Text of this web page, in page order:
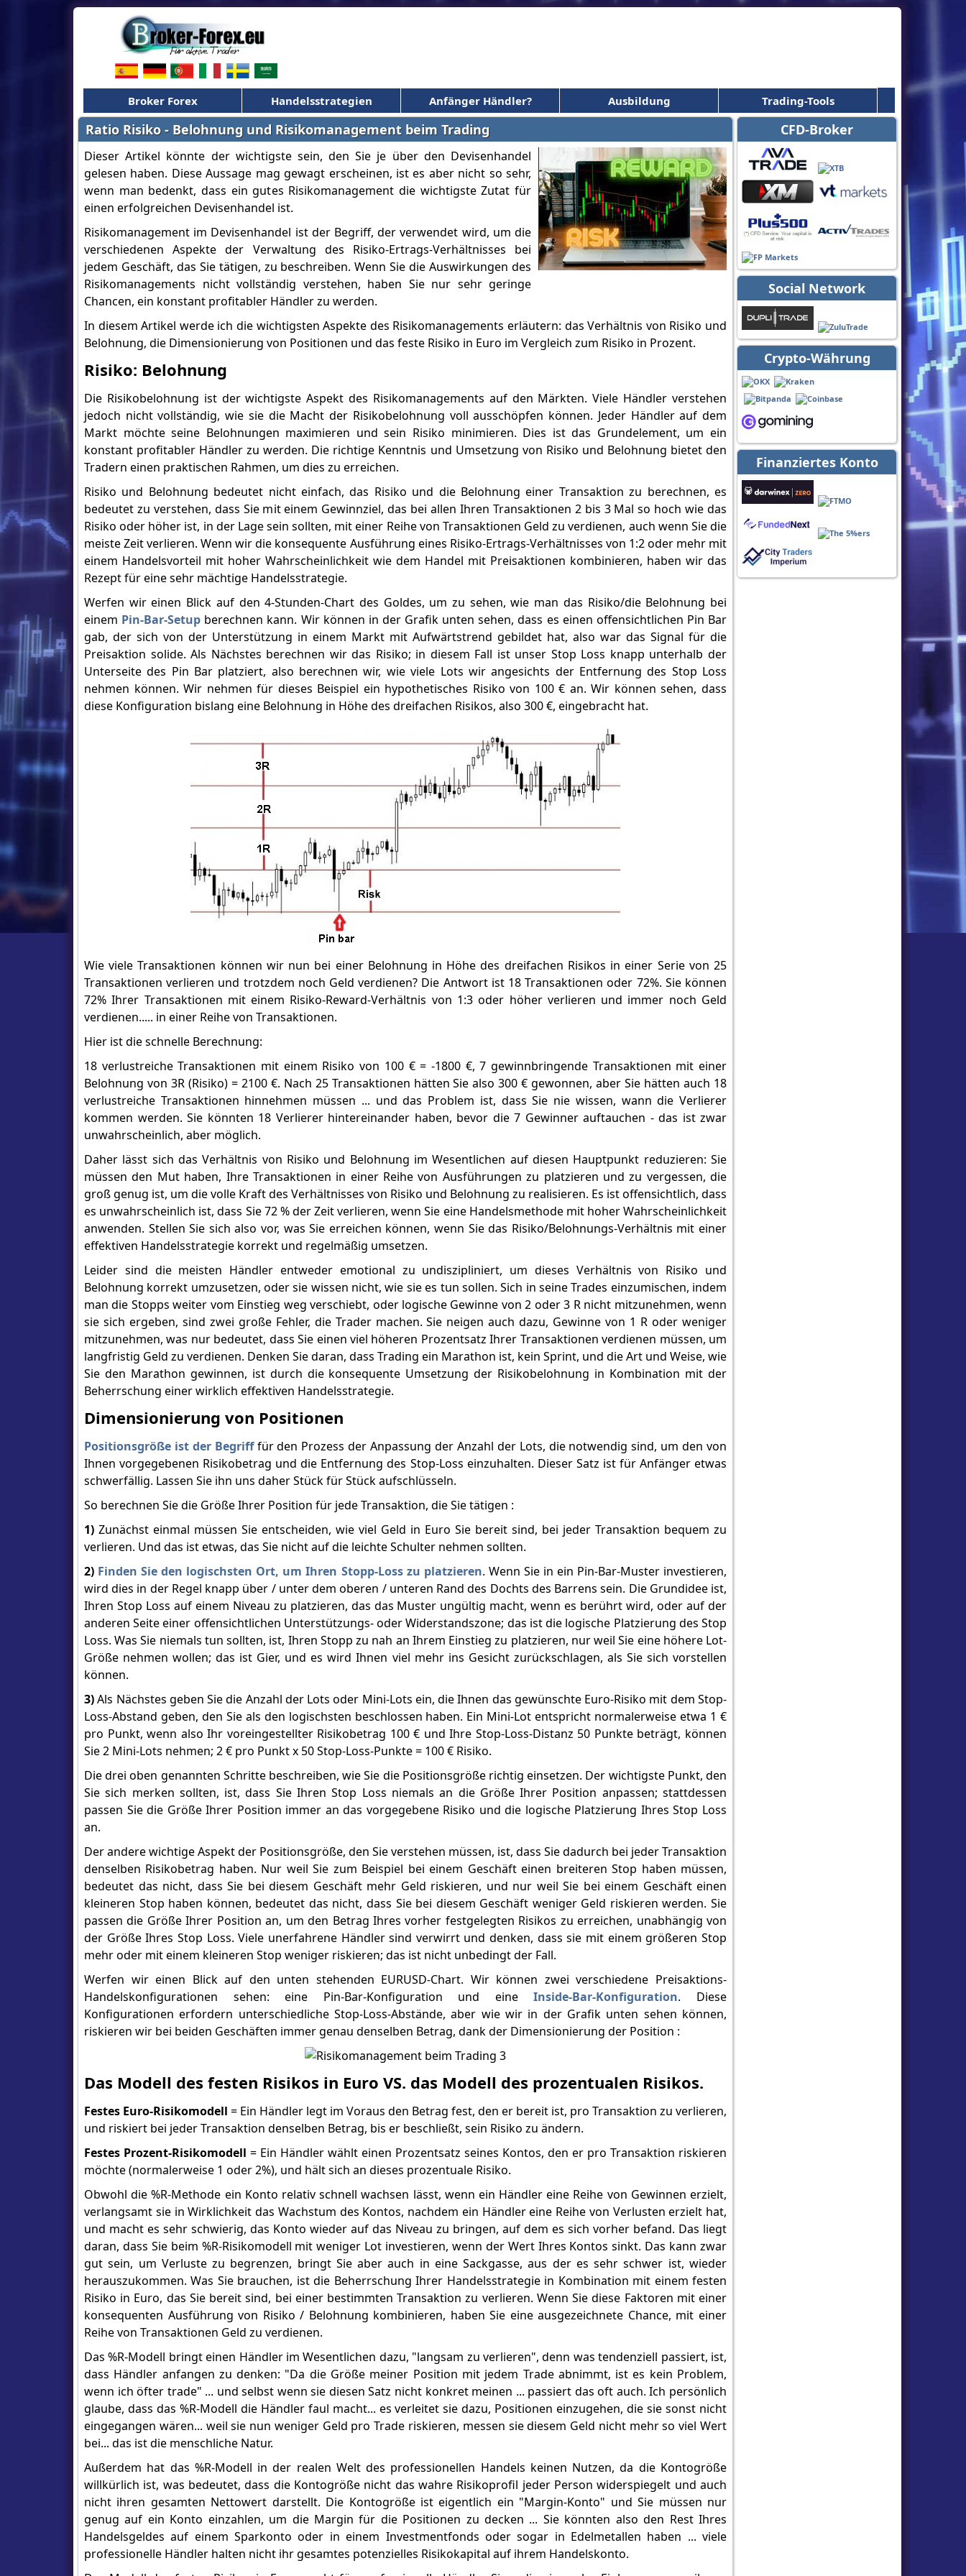
Broker Forex Handelsstrategien Anfänger Händler? Ausbildung Trading-Tools
CFD-Broker
Social Network
Crypto-Währung
Finanziertes Konto
Ratio Risiko - Belohnung und Risikomanagement beim Trading
Dieser Artikel könnte der wichtigste sein, den Sie je über den Devisenhandel
gelesen haben. Diese Aussage mag gewagt erscheinen, ist es aber nicht so sehr,
wenn man bedenkt, dass ein gutes Risikomanagement die wichtigste Zutat für
einen erfolgreichen Devisenhandel ist.
Risikomanagement im Devisenhandel ist der Begriff, der verwendet wird, um die
verschiedenen Aspekte der Verwaltung des Risiko-Ertrags-Verhältnisses bei
jedem Geschäft, das Sie tätigen, zu beschreiben. Wenn Sie die Auswirkungen des
Risikomanagements nicht vollständig verstehen, haben Sie nur sehr geringe
Chancen, ein konstant profitabler Händler zu werden.
In diesem Artikel werde ich die wichtigsten Aspekte des Risikomanagements erläutern: das Verhältnis von Risiko und
Belohnung, die Dimensionierung von Positionen und das feste Risiko in Euro im Vergleich zum Risiko in Prozent.
Risiko: Belohnung
Die Risikobelohnung ist der wichtigste Aspekt des Risikomanagements auf den Märkten. Viele Händler verstehen
jedoch nicht vollständig, wie sie die Macht der Risikobelohnung voll ausschöpfen können. Jeder Händler auf dem
Markt möchte seine Belohnungen maximieren und sein Risiko minimieren. Dies ist das Grundelement, um ein
konstant profitabler Händler zu werden. Die richtige Kenntnis und Umsetzung von Risiko und Belohnung bietet den
Tradern einen praktischen Rahmen, um dies zu erreichen.
Risiko und Belohnung bedeutet nicht einfach, das Risiko und die Belohnung einer Transaktion zu berechnen, es
bedeutet zu verstehen, dass Sie mit einem Gewinnziel, das bei allen Ihren Transaktionen 2 bis 3 Mal so hoch wie das
Risiko oder höher ist, in der Lage sein sollten, mit einer Reihe von Transaktionen Geld zu verdienen, auch wenn Sie die
meiste Zeit verlieren. Wenn wir die konsequente Ausführung eines Risiko-Ertrags-Verhältnisses von 1:2 oder mehr mit
einem Handelsvorteil mit hoher Wahrscheinlichkeit wie dem Handel mit Preisaktionen kombinieren, haben wir das
Rezept für eine sehr mächtige Handelsstrategie.
Werfen wir einen Blick auf den 4-Stunden-Chart des Goldes, um zu sehen, wie man das Risiko/die Belohnung bei
einem Pin-Bar-Setup berechnen kann. Wir können in der Grafik unten sehen, dass es einen offensichtlichen Pin Bar
gab, der sich von der Unterstützung in einem Markt mit Aufwärtstrend gebildet hat, also war das Signal für die
Preisaktion solide. Als Nächstes berechnen wir das Risiko; in diesem Fall ist unser Stop Loss knapp unterhalb der
Unterseite des Pin Bar platziert, also berechnen wir, wie viele Lots wir angesichts der Entfernung des Stop Loss
nehmen können. Wir nehmen für dieses Beispiel ein hypothetisches Risiko von 100 € an. Wir können sehen, dass
diese Konfiguration bislang eine Belohnung in Höhe des dreifachen Risikos, also 300 €, eingebracht hat.
Wie viele Transaktionen können wir nun bei einer Belohnung in Höhe des dreifachen Risikos in einer Serie von 25
Transaktionen verlieren und trotzdem noch Geld verdienen? Die Antwort ist 18 Transaktionen oder 72%. Sie können
72% Ihrer Transaktionen mit einem Risiko-Reward-Verhältnis von 1:3 oder höher verlieren und immer noch Geld
verdienen..... in einer Reihe von Transaktionen.
Hier ist die schnelle Berechnung:
18 verlustreiche Transaktionen mit einem Risiko von 100 € = -1800 €, 7 gewinnbringende Transaktionen mit einer
Belohnung von 3R (Risiko) = 2100 €. Nach 25 Transaktionen hätten Sie also 300 € gewonnen, aber Sie hätten auch 18
verlustreiche Transaktionen hinnehmen müssen ... und das Problem ist, dass Sie nie wissen, wann die Verlierer
kommen werden. Sie könnten 18 Verlierer hintereinander haben, bevor die 7 Gewinner auftauchen - das ist zwar
unwahrscheinlich, aber möglich.
Daher lässt sich das Verhältnis von Risiko und Belohnung im Wesentlichen auf diesen Hauptpunkt reduzieren: Sie
müssen den Mut haben, Ihre Transaktionen in einer Reihe von Ausführungen zu platzieren und zu vergessen, die
groß genug ist, um die volle Kraft des Verhältnisses von Risiko und Belohnung zu realisieren. Es ist offensichtlich, dass
es unwahrscheinlich ist, dass Sie 72 % der Zeit verlieren, wenn Sie eine Handelsmethode mit hoher Wahrscheinlichkeit
anwenden. Stellen Sie sich also vor, was Sie erreichen können, wenn Sie das Risiko/Belohnungs-Verhältnis mit einer
effektiven Handelsstrategie korrekt und regelmäßig umsetzen.
Leider sind die meisten Händler entweder emotional zu undiszipliniert, um dieses Verhältnis von Risiko und
Belohnung korrekt umzusetzen, oder sie wissen nicht, wie sie es tun sollen. Sich in seine Trades einzumischen, indem
man die Stopps weiter vom Einstieg weg verschiebt, oder logische Gewinne von 2 oder 3 R nicht mitzunehmen, wenn
sie sich ergeben, sind zwei große Fehler, die Trader machen. Sie neigen auch dazu, Gewinne von 1 R oder weniger
mitzunehmen, was nur bedeutet, dass Sie einen viel höheren Prozentsatz Ihrer Transaktionen verdienen müssen, um
langfristig Geld zu verdienen. Denken Sie daran, dass Trading ein Marathon ist, kein Sprint, und die Art und Weise, wie
Sie den Marathon gewinnen, ist durch die konsequente Umsetzung der Risikobelohnung in Kombination mit der
Beherrschung einer wirklich effektiven Handelsstrategie.
Dimensionierung von Positionen
Positionsgröße ist der Begrifffür den Prozess der Anpassung der Anzahl der Lots, die notwendig sind, um den von
Ihnen vorgegebenen Risikobetrag und die Entfernung des Stop-Loss einzuhalten. Dieser Satz ist für Anfänger etwas
schwerfällig. Lassen Sie ihn uns daher Stück für Stück aufschlüsseln.
So berechnen Sie die Größe Ihrer Position für jede Transaktion, die Sie tätigen :
1) Zunächst einmal müssen Sie entscheiden, wie viel Geld in Euro Sie bereit sind, bei jeder Transaktion bequem zu
verlieren. Und das ist etwas, das Sie nicht auf die leichte Schulter nehmen sollten.
2) Finden Sie den logischsten Ort, um Ihren Stopp-Loss zu platzieren. Wenn Sie in ein Pin-Bar-Muster investieren,
wird dies in der Regel knapp über / unter dem oberen / unteren Rand des Dochts des Barrens sein. Die Grundidee ist,
Ihren Stop Loss auf einem Niveau zu platzieren, das das Muster ungültig macht, wenn es berührt wird, oder auf der
anderen Seite einer offensichtlichen Unterstützungs- oder Widerstandszone; das ist die logische Platzierung des Stop
Loss. Was Sie niemals tun sollten, ist, Ihren Stopp zu nah an Ihrem Einstieg zu platzieren, nur weil Sie eine höhere Lot-
Größe nehmen wollen; das ist Gier, und es wird Ihnen viel mehr ins Gesicht zurückschlagen, als Sie sich vorstellen
können.
3)Als Nächstes geben Sie die Anzahl der Lots oder Mini-Lots ein, die Ihnen das gewünschte Euro-Risiko mit dem Stop-
Loss-Abstand geben, den Sie als den logischsten beschlossen haben. Ein Mini-Lot entspricht normalerweise etwa 1 €
pro Punkt, wenn also Ihr voreingestellter Risikobetrag 100 € und Ihre Stop-Loss-Distanz 50 Punkte beträgt, können
Sie 2 Mini-Lots nehmen; 2 € pro Punkt x 50 Stop-Loss-Punkte = 100 € Risiko.
Die drei oben genannten Schritte beschreiben, wie Sie die Positionsgröße richtig einsetzen. Der wichtigste Punkt, den
Sie sich merken sollten, ist, dass Sie Ihren Stop Loss niemals an die Größe Ihrer Position anpassen; stattdessen
passen Sie die Größe Ihrer Position immer an das vorgegebene Risiko und die logische Platzierung Ihres Stop Loss
an.
Der andere wichtige Aspekt der Positionsgröße, den Sie verstehen müssen, ist, dass Sie dadurch bei jeder Transaktion
denselben Risikobetrag haben. Nur weil Sie zum Beispiel bei einem Geschäft einen breiteren Stop haben müssen,
bedeutet das nicht, dass Sie bei diesem Geschäft mehr Geld riskieren, und nur weil Sie bei einem Geschäft einen
kleineren Stop haben können, bedeutet das nicht, dass Sie bei diesem Geschäft weniger Geld riskieren werden. Sie
passen die Größe Ihrer Position an, um den Betrag Ihres vorher festgelegten Risikos zu erreichen, unabhängig von
der Größe Ihres Stop Loss. Viele unerfahrene Händler sind verwirrt und denken, dass sie mit einem größeren Stop
mehr oder mit einem kleineren Stop weniger riskieren; das ist nicht unbedingt der Fall.
Werfen wir einen Blick auf den unten stehenden EURUSD-Chart. Wir können zwei verschiedene Preisaktions-
Handelskonfigurationen sehen: eine Pin-Bar-Konfiguration und eineInside-Bar-Konfiguration. Diese
Konfigurationen erfordern unterschiedliche Stop-Loss-Abstände, aber wie wir in der Grafik unten sehen können,
riskieren wir bei beiden Geschäften immer genau denselben Betrag, dank der Dimensionierung der Position :
Das Modell des festen Risikos in Euro VS. das Modell des prozentualen Risikos.
Festes Euro-Risikomodell = Ein Händler legt im Voraus den Betrag fest, den er bereit ist, pro Transaktion zu verlieren,
und riskiert bei jeder Transaktion denselben Betrag, bis er beschließt, sein Risiko zu ändern.
Festes Prozent-Risikomodell = Ein Händler wählt einen Prozentsatz seines Kontos, den er pro Transaktion riskieren
möchte (normalerweise 1 oder 2%), und hält sich an dieses prozentuale Risiko.
Obwohl die %R-Methode ein Konto relativ schnell wachsen lässt, wenn ein Händler eine Reihe von Gewinnen erzielt,
verlangsamt sie in Wirklichkeit das Wachstum des Kontos, nachdem ein Händler eine Reihe von Verlusten erzielt hat,
und macht es sehr schwierig, das Konto wieder auf das Niveau zu bringen, auf dem es sich vorher befand. Das liegt
daran, dass Sie beim %R-Risikomodell mit weniger Lot investieren, wenn der Wert Ihres Kontos sinkt. Das kann zwar
gut sein, um Verluste zu begrenzen, bringt Sie aber auch in eine Sackgasse, aus der es sehr schwer ist, wieder
herauszukommen. Was Sie brauchen, ist die Beherrschung Ihrer Handelsstrategie in Kombination mit einem festen
Risiko in Euro, das Sie bereit sind, bei einer bestimmten Transaktion zu verlieren. Wenn Sie diese Faktoren mit einer
konsequenten Ausführung von Risiko / Belohnung kombinieren, haben Sie eine ausgezeichnete Chance, mit einer
Reihe von Transaktionen Geld zu verdienen.
Das %R-Modell bringt einen Händler im Wesentlichen dazu, "langsam zu verlieren", denn was tendenziell passiert, ist,
dass Händler anfangen zu denken: "Da die Größe meiner Position mit jedem Trade abnimmt, ist es kein Problem,
wenn ich öfter trade" ... und selbst wenn sie diesen Satz nicht konkret meinen ... passiert das oft auch. Ich persönlich
glaube, dass das %R-Modell die Händler faul macht... es verleitet sie dazu, Positionen einzugehen, die sie sonst nicht
eingegangen wären... weil sie nun weniger Geld pro Trade riskieren, messen sie diesem Geld nicht mehr so viel Wert
bei... das ist die menschliche Natur.
Außerdem hat das %R-Modell in der realen Welt des professionellen Handels keinen Nutzen, da die Kontogröße
willkürlich ist, was bedeutet, dass die Kontogröße nicht das wahre Risikoprofil jeder Person widerspiegelt und auch
nicht ihren gesamten Nettowert darstellt. Die Kontogröße ist eigentlich ein "Margin-Konto" und Sie müssen nur
genug auf ein Konto einzahlen, um die Margin für die Positionen zu decken ... Sie könnten also den Rest Ihres
Handelsgeldes auf einem Sparkonto oder in einem Investmentfonds oder sogar in Edelmetallen haben ... viele
professionelle Händler halten nicht ihr gesamtes potenzielles Risikokapital auf ihrem Handelskonto.